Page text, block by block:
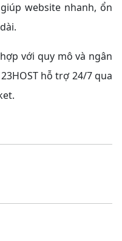
website nhanh, ổn
với quy mô và ngân
hỗ trợ 24/7 qua